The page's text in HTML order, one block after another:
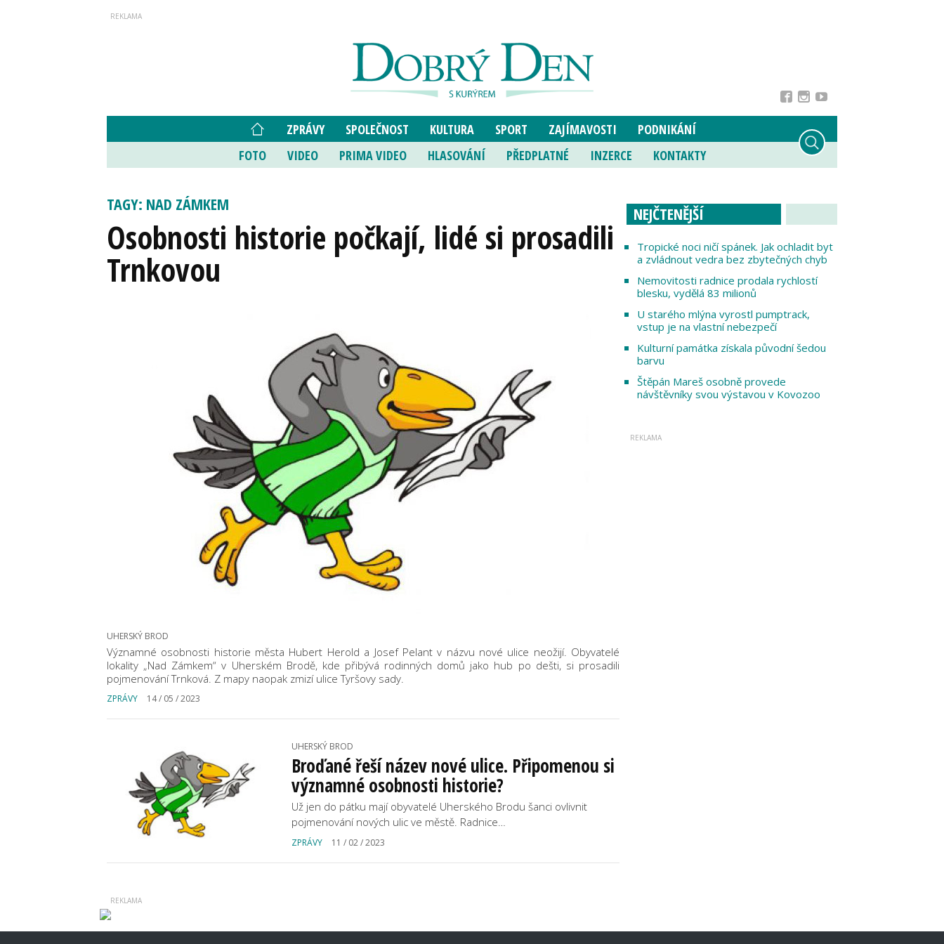
ZPRÁVY SPOLEČNOST KULTURA SPORT ZAJÍMAVOSTI
PODNIKÁNÍ
FOTO
VIDEO PRIMA VIDEO HLASOVÁNÍ PŘEDPLATNÉ INZERCE KONTAKTY
TAGY: NAD ZÁMKEM
Osobnosti historie počkají, lidé si prosadili
Trnkovou
UHERSKÝ BROD
Významné osobnosti historie města Hubert Herold a Josef Pelant v názvu nové ulice neožijí. Obyvatelé
lokality „Nad Zámkem“ v Uherském Brodě, kde přibývá rodinných domů jako hub po dešti, si prosadili
pojmenování Trnková. Z mapy naopak zmizí ulice Tyršovy sady.
ZPRÁVY 14 / 05 / 2023
UHERSKÝ BROD
Broďané řeší název nové ulice. Připomenou si
významné osobnosti historie?
Už jen do pátku mají obyvatelé Uherského Brodu šanci ovlivnit
pojmenování nových ulic ve městě. Radnice…
ZPRÁVY 11 / 02 / 2023
NEJČTENĚJŠÍ
Tropické noci ničí spánek. Jak ochladit byt
a zvládnout vedra bez zbytečných chyb
Nemovitosti radnice prodala rychlostí
blesku, vydělá 83 milionů
U starého mlýna vyrostl pumptrack,
vstup je na vlastní nebezpečí
Kulturní památka získala původní šedou
barvu
Štěpán Mareš osobně provede
návštěvníky svou výstavou v Kovozoo